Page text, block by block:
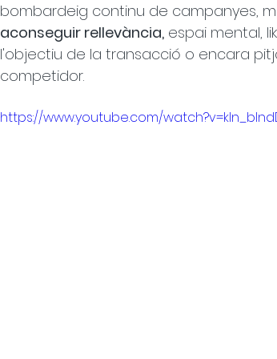
bombardeig continu de campanyes,
aconseguir rellevància, espai mental,
l'objectiu de la transacció o encara
competidor.
https://www.youtube.com/